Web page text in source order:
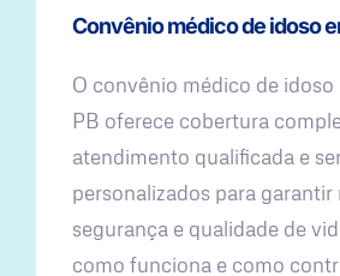
Convênio médico de idoso
O convênio médico de idoso
PB oferece cobertura
atendimento qualificada e
personalizados para garantir
segurança e qualidade de
como funciona e como